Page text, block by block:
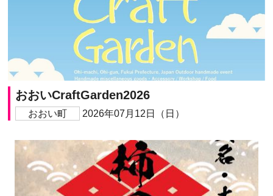
おおいCraftGarden2026
おおい町 2026年07月12日（日）